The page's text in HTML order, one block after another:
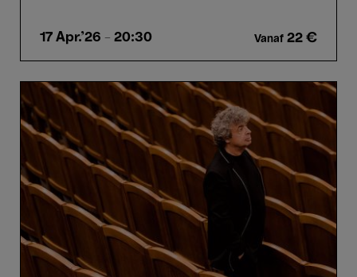
17 Apr.'26 - 20:30 Vanaf 22 €
Czech
Philharmonic,
Bychkov
&
Gabetta